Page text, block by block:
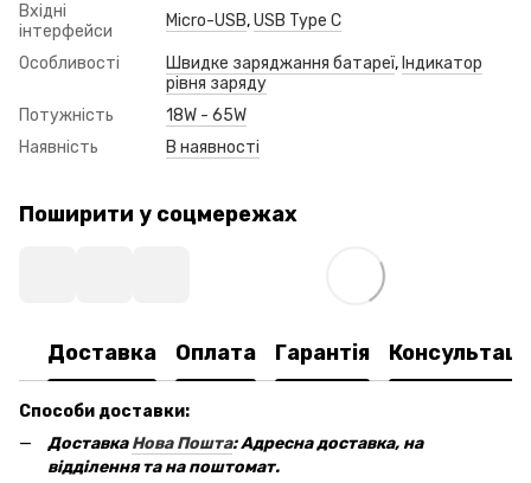
Вхідні
інтерфейси
Micro-USB,USB Type C
Особливості Швидке заряджання батареї, Індикатор
рівня заряду
Потужність
18W - 65W
Наявність
В наявності
Поширити у соцмережах
Доставка Оплата Гарантія
Способи доставки:
ДоставкаНова Пошта: Адресна доставка, на
відділення та на поштомат.